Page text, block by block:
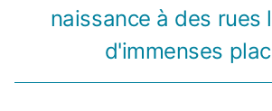
naissance à des rues
d'immenses